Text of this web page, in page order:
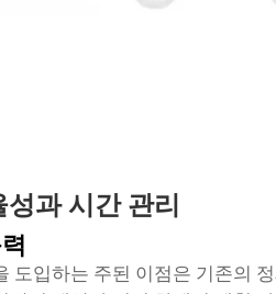
과 시간 관리
도입하는 주된 이점은 기존의